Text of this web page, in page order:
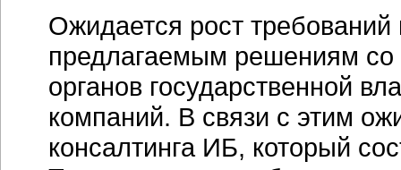
Ожидается рост
предлагаемым решениям со
органов государственной
компаний. В связи с этим
консалтинга ИБ, который